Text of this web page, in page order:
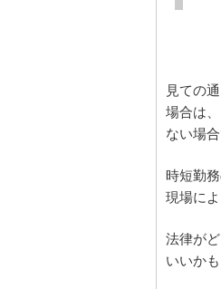
見ての
場合は
ない場
時短勤
現場に
法律が
いいか